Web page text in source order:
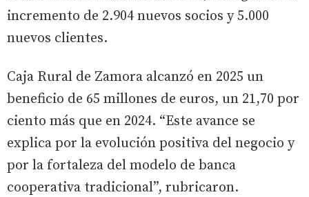
incremento de 2.904 nuevos socios y 5.000
nuevos clientes.
Caja Rural de Zamora alcanzó en 2025 un
beneficio de 65 millones de euros, un 21,70 por
ciento más que en 2024. “Este avance se
explica por la evolución positiva del negocio y
por la fortaleza del modelo de banca
cooperativa tradicional”, rubricaron.